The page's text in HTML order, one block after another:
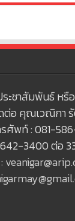
ะชาสัมพันธ์ หรื
อ คุณเวณิกา รั
ศัพท์ : 081-
3400 ต่อ